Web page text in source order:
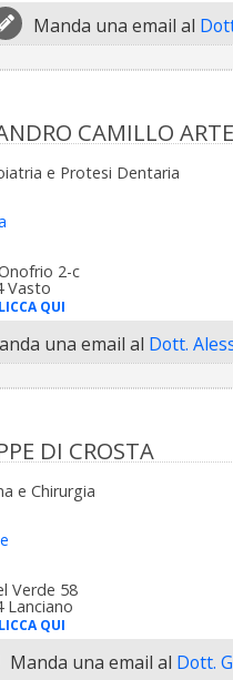
Manda una email al
CAMILLO
e Protesi Dentaria
2-c
Vasto
QUI
una email al Dott.
DI CROSTA
e Chirurgia
Verde 58
Lanciano
QUI
Manda una email al Dott.